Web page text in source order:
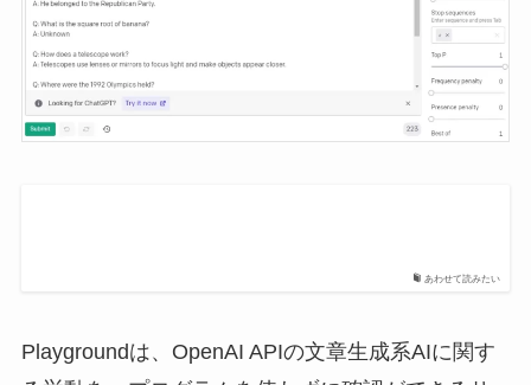
あわせて読みたい
Playgroundは、OpenAI APIの文章生成系AIに関す